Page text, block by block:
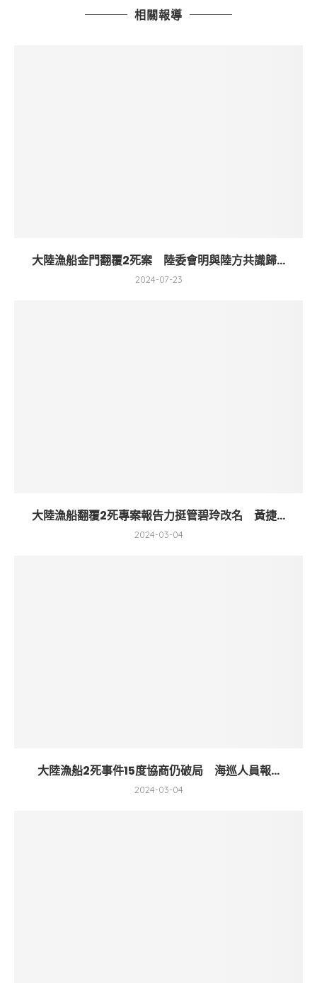
相關報導
大陸漁船金門翻覆2死案 陸委會明與陸方共識歸...
2024-07-23
大陸漁船翻覆2死專案報告力挺管碧玲改名 黃捷...
2024-03-04
大陸漁船2死事件15度協商仍破局 海巡人員報...
2024-03-04